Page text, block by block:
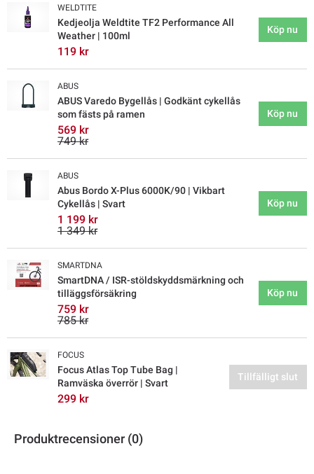
WELDTITE
Kedjeolja Weldtite TF2 Performance All
Weather | 100ml
119 kr
Köp nu
ABUS
ABUS Varedo Bygellås | Godkänt cykellås
som fästs på ramen
569 kr
749 kr
Köp nu
ABUS
Abus Bordo X-Plus 6000K/90 | Vikbart
Cykellås | Svart
1 199 kr
1 349 kr
Köp nu
SMARTDNA
SmartDNA / ISR-stöldskyddsmärkning och
tilläggsförsäkring
759 kr
785 kr
Köp nu
FOCUS
Focus Atlas Top Tube Bag |
Ramväska överrör | Svart
299 kr
Tillfälligt slut
Produktrecensioner (0)